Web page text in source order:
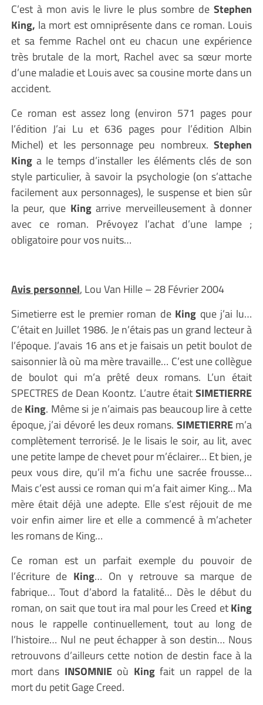
C’est à mon avis le livre le plus sombre deStephen
King, la mort est omniprésente dans ce roman. Louis
et sa femme Rachel ont eu chacun une expérience
très brutale de la mort, Rachel avec sa sœur morte
d’une maladie et Louis avec sa cousine morte dans un
accident.
Ce roman est assez long (environ 571 pages pour
l’édition J’ai Lu et 636 pages pour l’édition Albin
Michel) et les personnage peu nombreux.Stephen
Kinga le temps d’installer les éléments clés de son
style particulier, à savoir la psychologie (on s’attache
facilement aux personnages), le suspense et bien sûr
la peur, que Kingarrive merveilleusement à donner
avec ce roman. Prévoyez l’achat d’une lampe ;
obligatoire pour vos nuits…
Avis personnel, Lou Van Hille – 28 Février 2004
Simetierre est le premier roman de King que j’ai lu…
C’était en Juillet 1986. Je n’étais pas un grand lecteur à
l’époque. J’avais 16 ans et je faisais un petit boulot de
saisonnier là où ma mère travaille… C’est une collègue
de boulot qui m’a prêté deux romans. L’un était
SPECTRES de Dean Koontz. L’autre étaitSIMETIERRE
deKing. Même si je n’aimais pas beaucoup lire à cette
époque, j’ai dévoré les deux romans. SIMETIERREm’a
complètement terrorisé. Je le lisais le soir, au lit, avec
une petite lampe de chevet pour m’éclairer… Et bien, je
peux vous dire, qu’il m’a fichu une sacrée frousse…
Mais c’est aussi ce roman qui m’a fait aimer King… Ma
mère était déjà une adepte. Elle s’est réjouit de me
voir enfin aimer lire et elle a commencé à m’acheter
les romans de King…
Ce roman est un parfait exemple du pouvoir de
l’écriture de King… On y retrouve sa marque de
fabrique… Tout d’abord la fatalité… Dès le début du
roman, on sait que tout ira mal pour les Creed etKing
nous le rappelle continuellement, tout au long de
l’histoire… Nul ne peut échapper à son destin… Nous
retrouvons d’ailleurs cette notion de destin face à la
mort dans INSOMNIEoù Kingfait un rappel de la
mort du petit Gage Creed.